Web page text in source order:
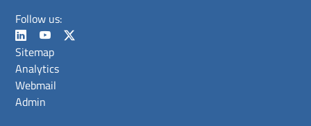
Follow us:
Sitemap
Analytics
Webmail
Admin